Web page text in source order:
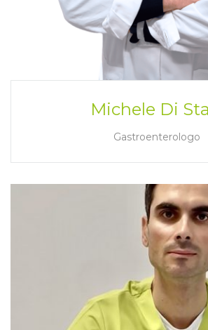
Michele Di
Gastroenterologo